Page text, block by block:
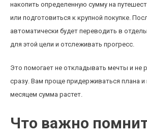
накопить определенную сумму на
или подготовиться к крупной покупке.
автоматически будет переводить в
для этой цели и отслеживать прогресс.
Это помогает не откладывать мечты и не
сразу. Вам проще придерживаться плана
месяцем сумма растет.
Что важно